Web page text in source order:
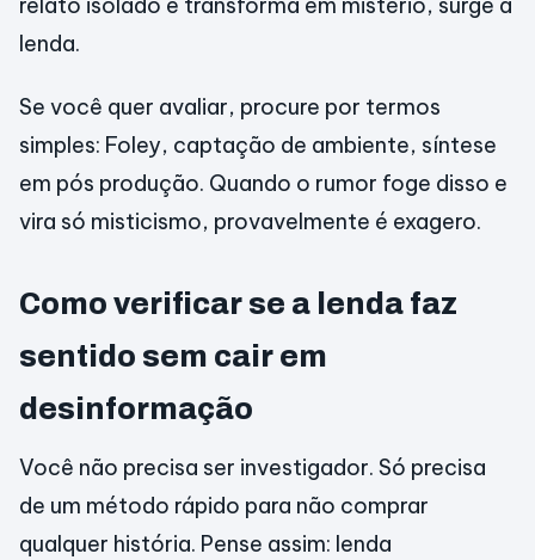
relato isolado e transforma em mistério, surge a
lenda.
Se você quer avaliar, procure por termos
simples: Foley, captação de ambiente, síntese
em pós produção. Quando o rumor foge disso e
vira só misticismo, provavelmente é exagero.
Como verificar se a lenda faz
sentido sem cair em
desinformação
Você não precisa ser investigador. Só precisa
de um método rápido para não comprar
qualquer história. Pense assim: lenda